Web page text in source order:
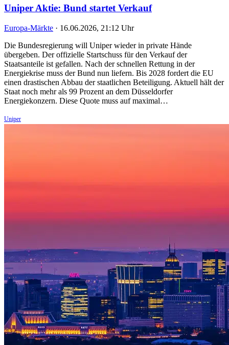
Uniper Aktie: Bund startet Verkauf
Europa-Märkte · 16.06.2026, 21:12 Uhr
Die Bundesregierung will Uniper wieder in private Hände
übergeben. Der offizielle Startschuss für den Verkauf der
Staatsanteile ist gefallen. Nach der schnellen Rettung in der
Energiekrise muss der Bund nun liefern. Bis 2028 fordert die EU
einen drastischen Abbau der staatlichen Beteiligung. Aktuell hält der
Staat noch mehr als 99 Prozent an dem Düsseldorfer
Energiekonzern. Diese Quote muss auf maximal…
Uniper